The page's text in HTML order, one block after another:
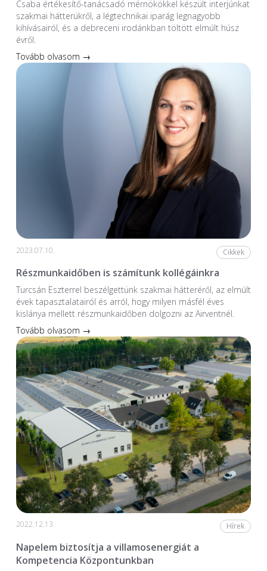
Csaba értékesítő-tanácsadó mérnökökkel készült interjúnkat
szakmai hátterükről, a légtechnikai iparág legnagyobb
kihívásairól, és a debreceni irodánkban töltött elmúlt húsz
évről.
Tovább olvasom →
2023.07.10. Cikkek
Részmunkaidőben is számítunk kollégáinkra
Turcsán Eszterrel beszélgettünk szakmai hátteréről, az elmúlt
évek tapasztalatairól és arról, hogy milyen másfél éves
kislánya mellett részmunkaidőben dolgozni az Airventnél.
Tovább olvasom →
2022.12.13. Hírek
Napelem biztosítja a villamosenergiát a
Kompetencia Központunkban